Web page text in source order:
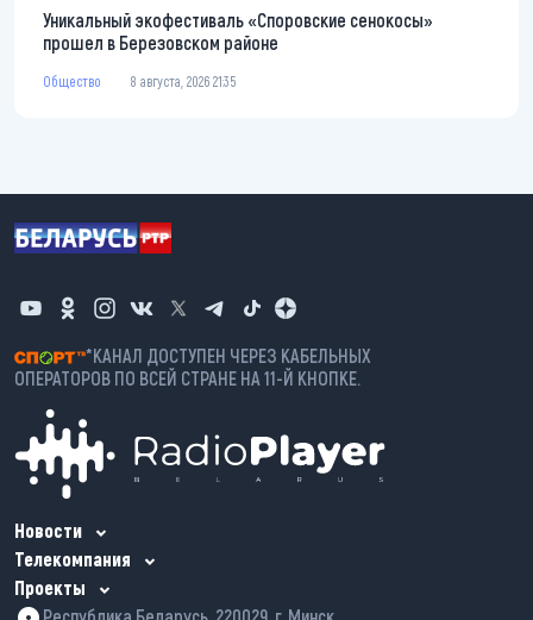
Уникальный экофестиваль «Споровские сенокосы»
прошел в Березовском районе
Общество 8 августа, 2026 21:35
*КАНАЛ ДОСТУПЕН ЧЕРЕЗ КАБЕЛЬНЫХ
ОПЕРАТОРОВ ПО ВСЕЙ СТРАНЕ НА 11-Й КНОПКЕ.
Новости
Телекомпания
Проекты